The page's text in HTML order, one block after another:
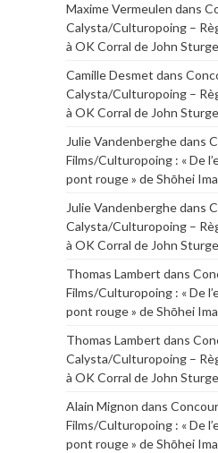
Maxime Vermeulen dans
Calysta/Culturopoing –
à OK Corral de John
Camille Desmet dans
Calysta/Culturopoing –
à OK Corral de John
Julie Vandenberghedans
Films/Culturopoing : « De
pont rouge » de Shōhei
Julie Vandenberghedans
Calysta/Culturopoing –
à OK Corral de John
Thomas Lambert dans
Films/Culturopoing : « De
pont rouge » de Shōhei
Thomas Lambert dans
Calysta/Culturopoing –
à OK Corral de John
Alain Mignon dans
Films/Culturopoing : « De
pont rouge » de Shōhei